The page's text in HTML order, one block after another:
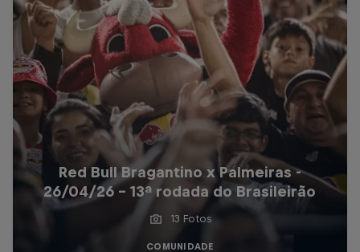
Red Bull Bragantino x Palmeiras -
26/04/26 - 13ª rodada do Brasileirão
13 Fotos
COMUNIDADE